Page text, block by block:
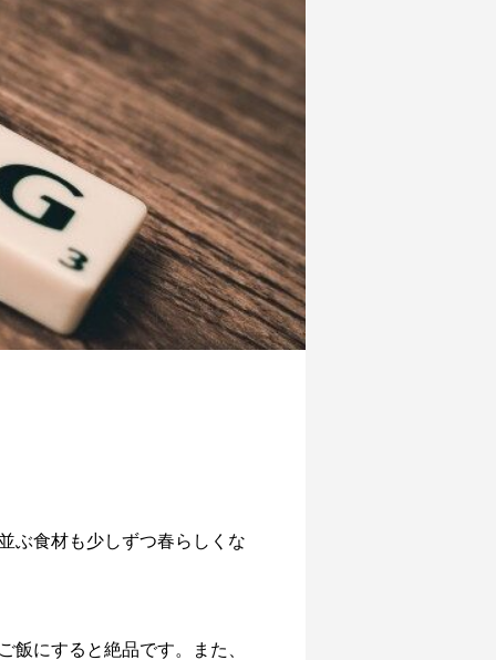
ぶ食材も少しずつ春らしくな
にすると絶品です。また、